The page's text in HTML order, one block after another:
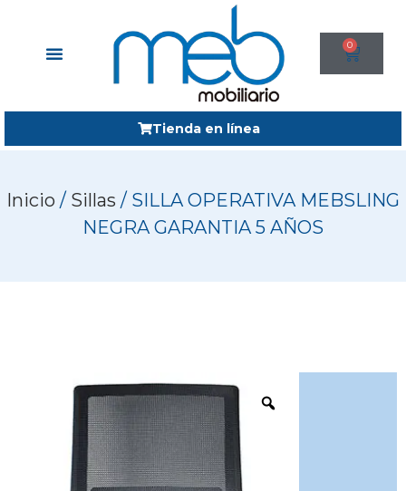
0
Tienda en línea
Inicio / Sillas / SILLA OPERATIVA MEBSLING
NEGRA GARANTIA 5 AÑOS